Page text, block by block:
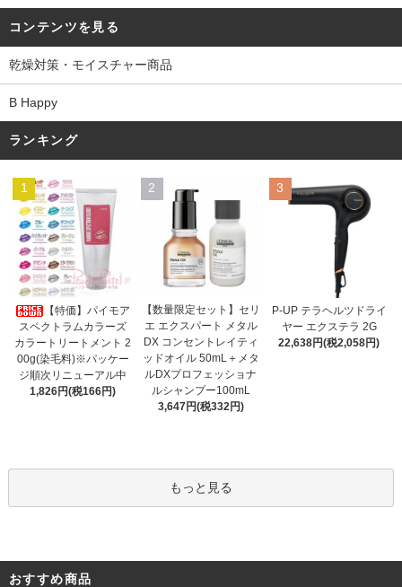
コンテンツを見る
乾燥対策・モイスチャー商品
B Happy
ランキング
1
【特価】パイモア
スペクトラムカラーズ
カラートリートメント 2
00g(染毛料)※パッケー
ジ順次リニューアル中
1,826円(税166円)
2
【数量限定セット】セリ
エ エクスパート メタル
DX コンセントレイティ
ッドオイル 50mL＋メタ
ルDXプロフェッショナ
ルシャンプー100mL
3,647円(税332円)
3
P-UP テラヘルツドライ
ヤー エクステラ 2G
22,638円(税2,058円)
もっと見る
おすすめ商品